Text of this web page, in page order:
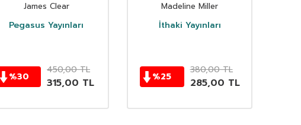
James Clear
Pegasus Yayınları
%30
450,00TL
315,00 TL
Madeline Miller
İthaki Yayınları
%25
380,00TL
285,00 TL